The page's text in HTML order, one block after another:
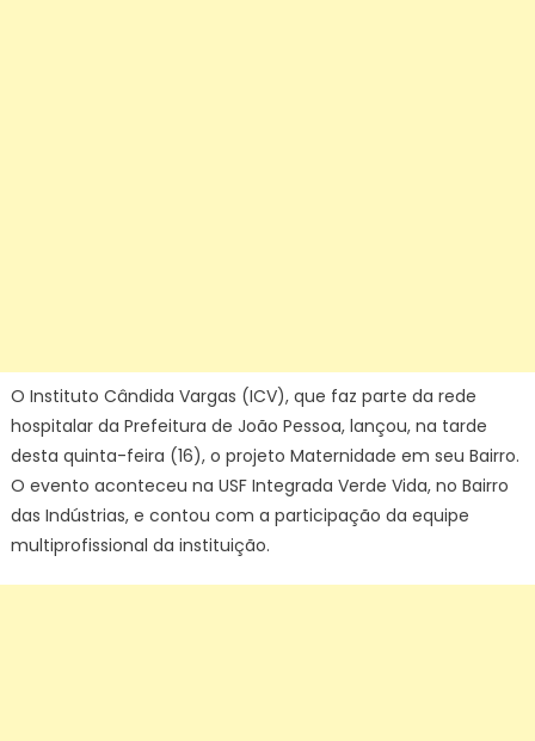
O Instituto Cândida Vargas (ICV), que faz parte da rede
hospitalar da Prefeitura de João Pessoa, lançou, na tarde
desta quinta-feira (16), o projeto Maternidade em seu Bairro.
O evento aconteceu na USF Integrada Verde Vida, no Bairro
das Indústrias, e contou com a participação da equipe
multiprofissional da instituição.